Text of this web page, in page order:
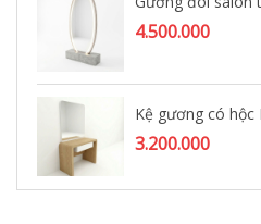
4.500.000
Kệ gương có hộc
3.200.000